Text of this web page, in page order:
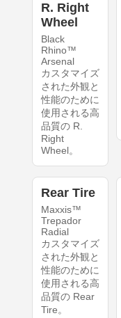
R. Right
Wheel
Black
Rhino™
Arsenal
カスタマイズ
された外観と
性能のために
使用される高
品質の R.
Right
Wheel。
Rear Tire
Maxxis™
Trepador
Radial
カスタマイズ
された外観と
性能のために
使用される高
品質の Rear
Tire。